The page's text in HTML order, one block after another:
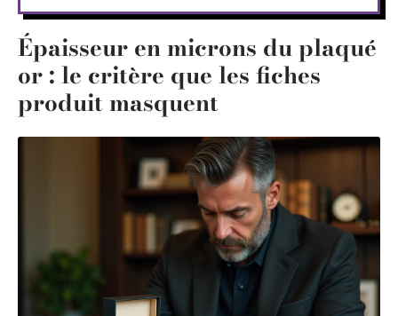
Épaisseur en microns du plaqué
or : le critère que les fiches
produit masquent